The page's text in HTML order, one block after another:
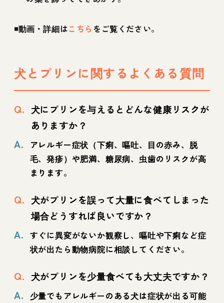
◾️動画・詳細はこちら をご覧ください。
犬とプリンに関するよくある質問
Q. 犬にプリンを与えるとどんな健康リスクが
ありますか？
A.
アレルギー症状（下痢、嘔吐、目の赤み、脱
毛、発疹）や肥満、糖尿病、虫歯のリスクが高
まります。
Q. 犬がプリンを誤って大量に食べてしまった
場合どうすれば良いですか？
A. すぐに異変がないか観察し、嘔吐や下痢など症
状が出たら動物病院に相談してください。
Q. 犬がプリンを少量食べても大丈夫ですか？
A.
少量でもアレルギーのある犬は症状が出る可能